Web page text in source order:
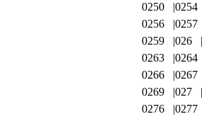
0250
0254
0256
0257
0259
026
0263
0264
0266
0267
0269
027
0276
0277